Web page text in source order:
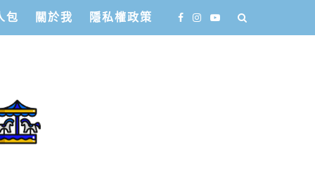
包 關於我 隱私權政策